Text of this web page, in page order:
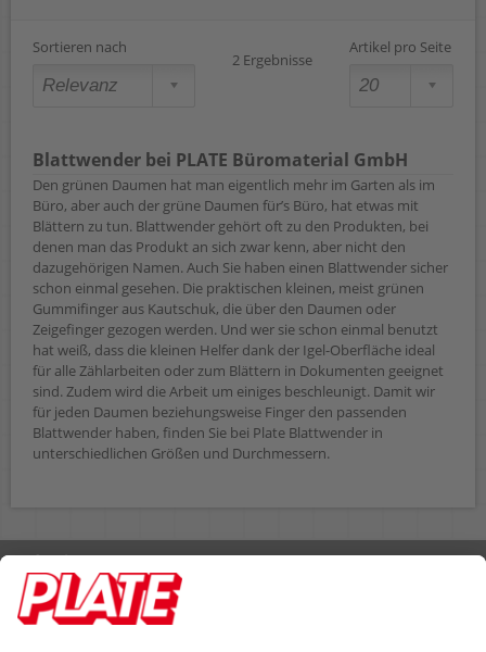
Sortieren nach
2 Ergebnisse
Artikel pro Seite
Blattwender bei PLATE Büromaterial GmbH
Den grünen Daumen hat man eigentlich mehr im Garten als im
Büro, aber auch der grüne Daumen für’s Büro, hat etwas mit
Blättern zu tun. Blattwender gehört oft zu den Produkten, bei
denen man das Produkt an sich zwar kenn, aber nicht den
dazugehörigen Namen. Auch Sie haben einen Blattwender sicher
schon einmal gesehen. Die praktischen kleinen, meist grünen
Gummifinger aus Kautschuk, die über den Daumen oder
Zeigefinger gezogen werden. Und wer sie schon einmal benutzt
hat weiß, dass die kleinen Helfer dank der Igel-Oberfläche ideal
für alle Zählarbeiten oder zum Blättern in Dokumenten geeignet
sind. Zudem wird die Arbeit um einiges beschleunigt. Damit wir
für jeden Daumen beziehungsweise Finger den passenden
Blattwender haben, finden Sie bei Plate Blattwender in
unterschiedlichen Größen und Durchmessern.
Rufen Sie uns an 04298 401-0
Lieferbedingungen Impressum